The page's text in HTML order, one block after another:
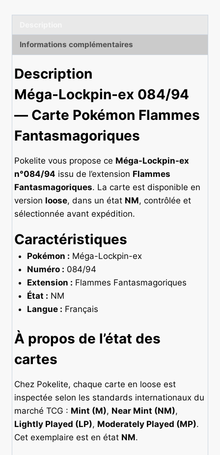
Informations complémentaires
Description
Méga-Lockpin-ex 084/94
— Carte Pokémon Flammes
Fantasmagoriques
Pokelite vous propose ce Méga-Lockpin-ex
n°084/94 issu de l’extension Flammes
Fantasmagoriques. La carte est disponible en
version loose, dans un état NM, contrôlée et
sélectionnée avant expédition.
Caractéristiques
Pokémon : Méga-Lockpin-ex
Numéro : 084/94
Extension : Flammes Fantasmagoriques
État : NM
Langue : Français
À propos de l’état des
cartes
Chez Pokelite, chaque carte en loose est
inspectée selon les standards internationaux du
marché TCG : Mint (M), Near Mint (NM),
Lightly Played (LP), Moderately Played (MP).
Cet exemplaire est en état NM.